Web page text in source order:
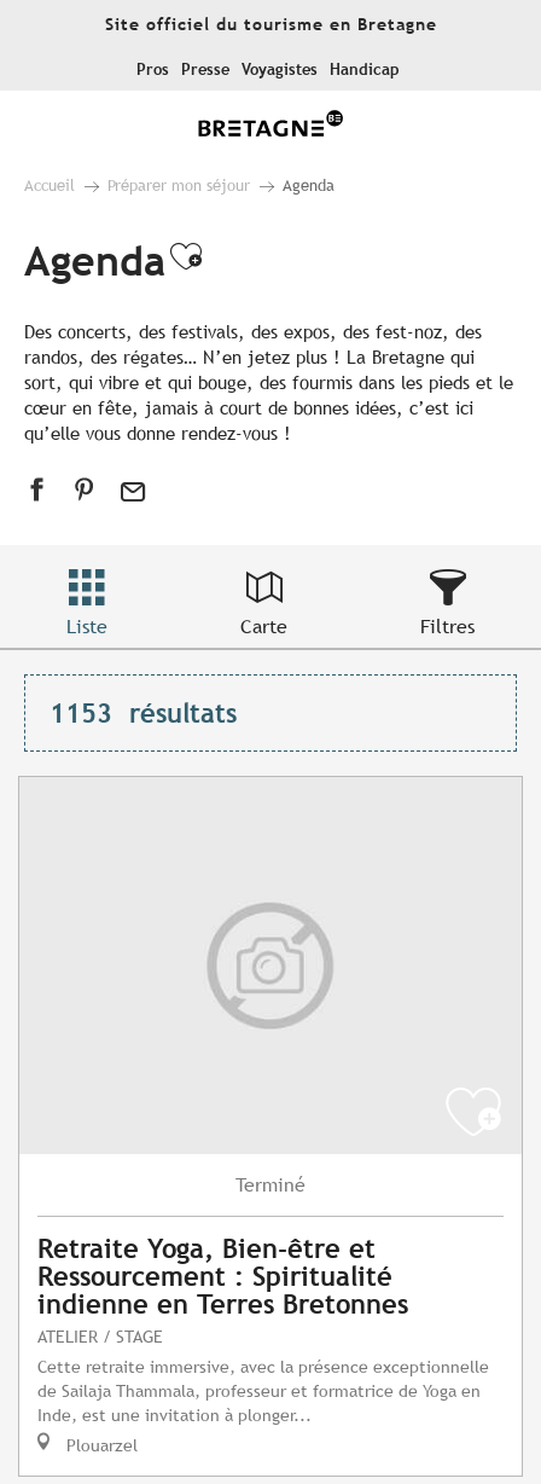
Site officiel du tourisme en Bretagne
Pros Presse Voyagistes Handicap
Accueil Préparer mon séjour Agenda
AgendaAjouter aux favoris
Des concerts, des festivals, des expos, des fest-noz, des
randos, des régates… N’en jetez plus ! La Bretagne qui
sort, qui vibre et qui bouge, des fourmis dans les pieds et le
cœur en fête, jamais à court de bonnes idées, c’est ici
qu’elle vous donne rendez-vous !
Liste Carte Filtres
1153 résultats
Terminé
Retraite Yoga, Bien-être et
Ressourcement : Spiritualité
indienne en Terres Bretonnes
ATELIER / STAGE
Cette retraite immersive, avec la présence exceptionnelle
de Sailaja Thammala, professeur et formatrice de Yoga en
Inde, est une invitation à plonger...
Plouarzel